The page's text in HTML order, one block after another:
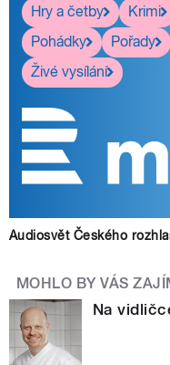
Hry a četby
Krimi
Pohádky
Pořady
Živé vysílání
Audiosvět Českého
MOHLO BY VÁS
Na